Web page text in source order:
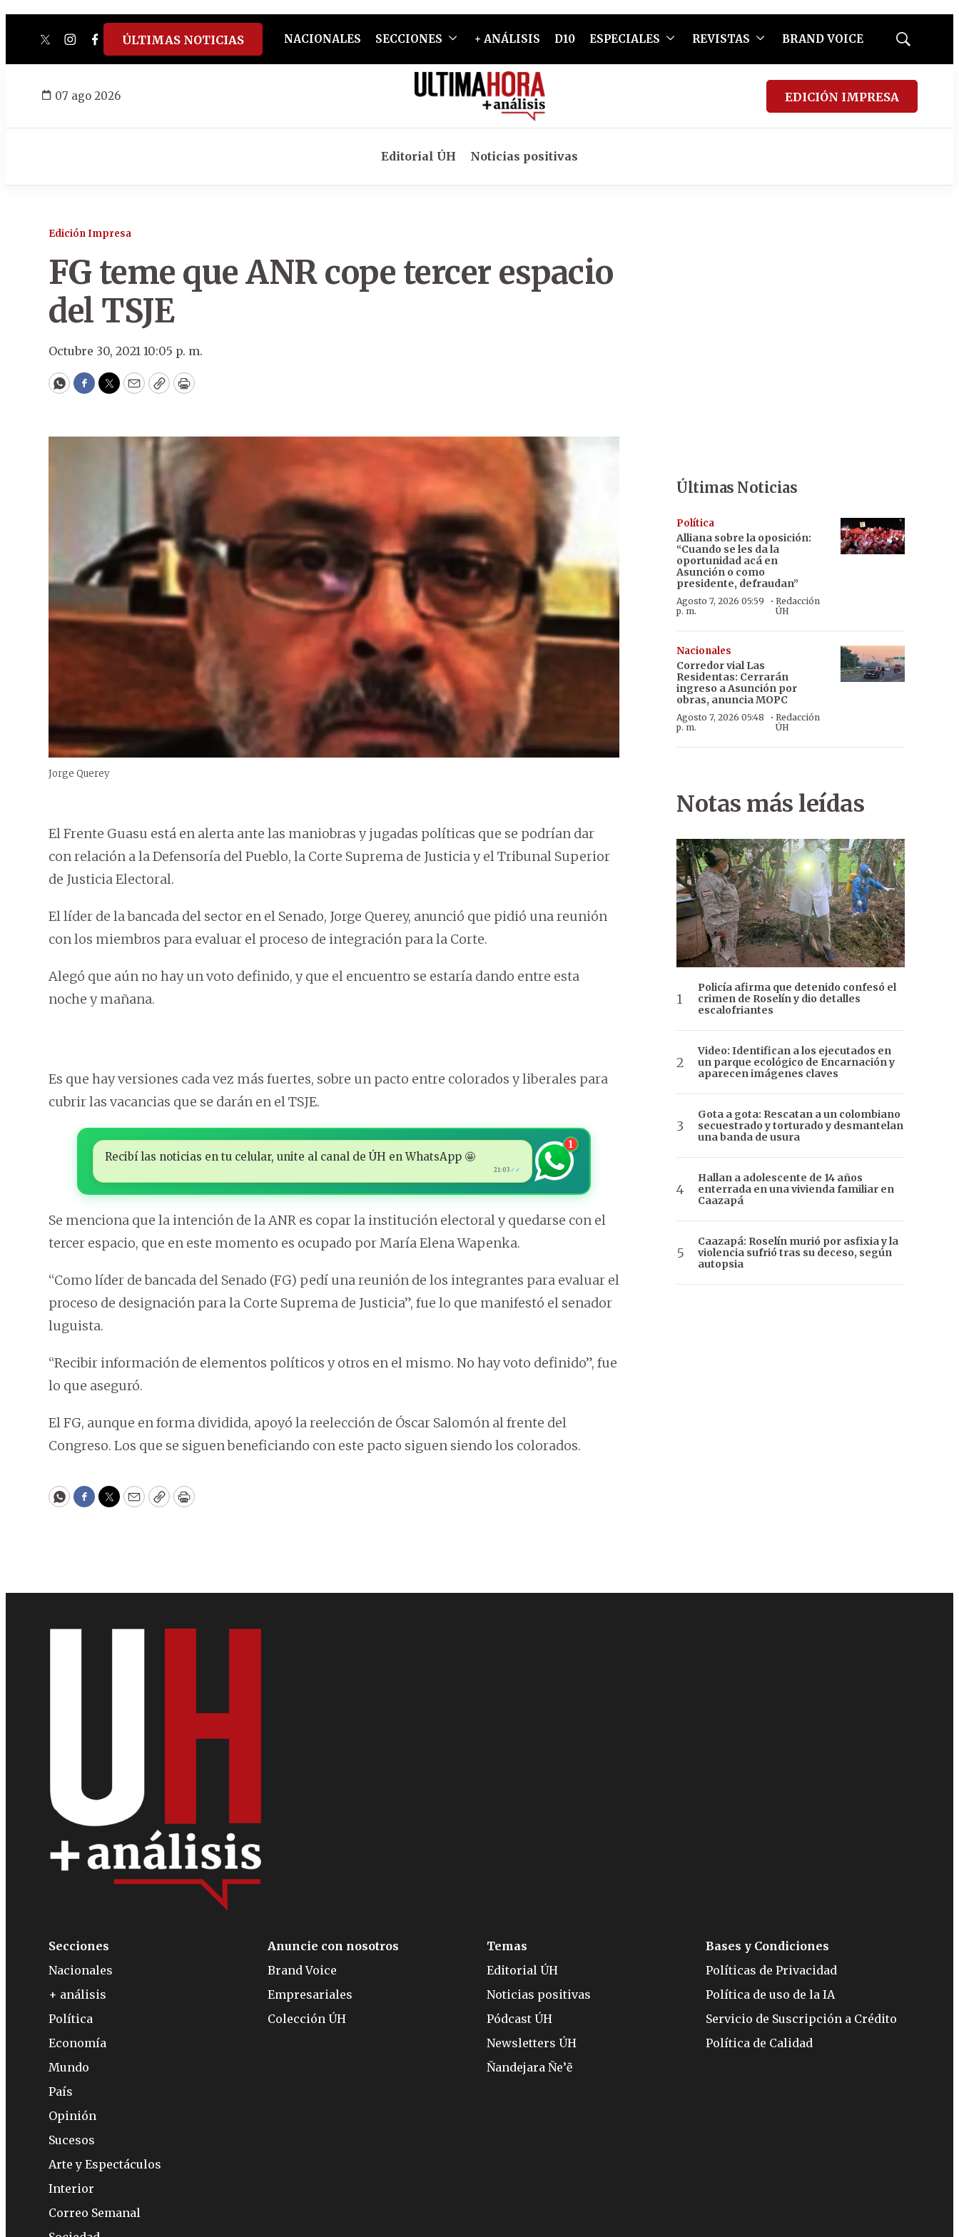
twitterinstagram
facebook
tiktokyoutube
spotify
ÚLTIMAS NOTICIAS NACIONALES SECCIONES + ANÁLISIS D10 ESPECIALES REVISTAS BRAND VOICE
Mostrar
07 ago 2026 EDICIÓN IMPRESA
Editorial ÚH Noticias positivas
Edición Impresa
FG teme que ANR cope tercer espacio
del TSJE
Octubre 30, 2021 10:05 p. m.
WhatsApp
Facebook
Twitter
EmailCopyPrint
Jorge Querey
El Frente Guasu está en alerta ante las maniobras y jugadas políticas que se podrían dar
con relación a la Defensoría del Pueblo, la Corte Suprema de Justicia y el Tribunal Superior
de Justicia Electoral.
El líder de la bancada del sector en el Senado, Jorge Querey, anunció que pidió una reunión
con los miembros para evaluar el proceso de integración para la Corte.
Alegó que aún no hay un voto definido, y que el encuentro se estaría dando entre esta
noche y mañana.
Es que hay versiones cada vez más fuertes, sobre un pacto entre colorados y liberales para
cubrir las vacancias que se darán en el TSJE.
Recibí las noticias en tu celular, unite al canal de ÚH en WhatsApp 🤩
21:03 ✓✓
1
Se menciona que la intención de la ANR es copar la institución electoral y quedarse con el
tercer espacio, que en este momento es ocupado por María Elena Wapenka.
“Como líder de bancada del Senado (FG) pedí una reunión de los integrantes para evaluar el
proceso de designación para la Corte Suprema de Justicia”, fue lo que manifestó el senador
luguista.
“Recibir información de elementos políticos y otros en el mismo. No hay voto definido”, fue
lo que aseguró.
El FG, aunque en forma dividida, apoyó la reelección de Óscar Salomón al frente del
Congreso. Los que se siguen beneficiando con este pacto siguen siendo los colorados.
WhatsApp
Facebook
Twitter
EmailCopyPrint
Últimas Noticias
Política
Alliana sobre la oposición:
“Cuando se les da la
oportunidad acá en
Asunción o como
presidente, defraudan”
Agosto 7, 2026 05:59
p. m.
·Redacción
ÚH
Nacionales
Corredor vial Las
Residentas: Cerrarán
ingreso a Asunción por
obras, anuncia MOPC
Agosto 7, 2026 05:48
p. m.
·Redacción
ÚH
Notas más leídas
Policía afirma que detenido confesó el
crimen de Roselín y dio detalles
escalofriantes
Video: Identifican a los ejecutados en
un parque ecológico de Encarnación y
aparecen imágenes claves
Gota a gota: Rescatan a un colombiano
secuestrado y torturado y desmantelan
una banda de usura
Hallan a adolescente de 14 años
enterrada en una vivienda familiar en
Caazapá
Caazapá: Roselín murió por asfixia y la
violencia sufrió tras su deceso, según
autopsia
Secciones
Nacionales
+ análisis
Política
Economía
Mundo
País
Opinión
Sucesos
Arte y Espectáculos
Interior
Correo Semanal
Anuncie con nosotros
Brand Voice
Empresariales
Colección ÚH
Temas
Editorial ÚH
Noticias positivas
Pódcast ÚH
Newsletters ÚH
Ñandejara Ñe’ẽ
Bases y Condiciones
Políticas de Privacidad
Política de uso de la IA
Servicio de Suscripción a Crédito
Política de Calidad